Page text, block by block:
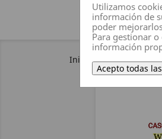
Inicio Sonido
Utilizamos
información de
poder
Para gestionar
información
Acepto todas